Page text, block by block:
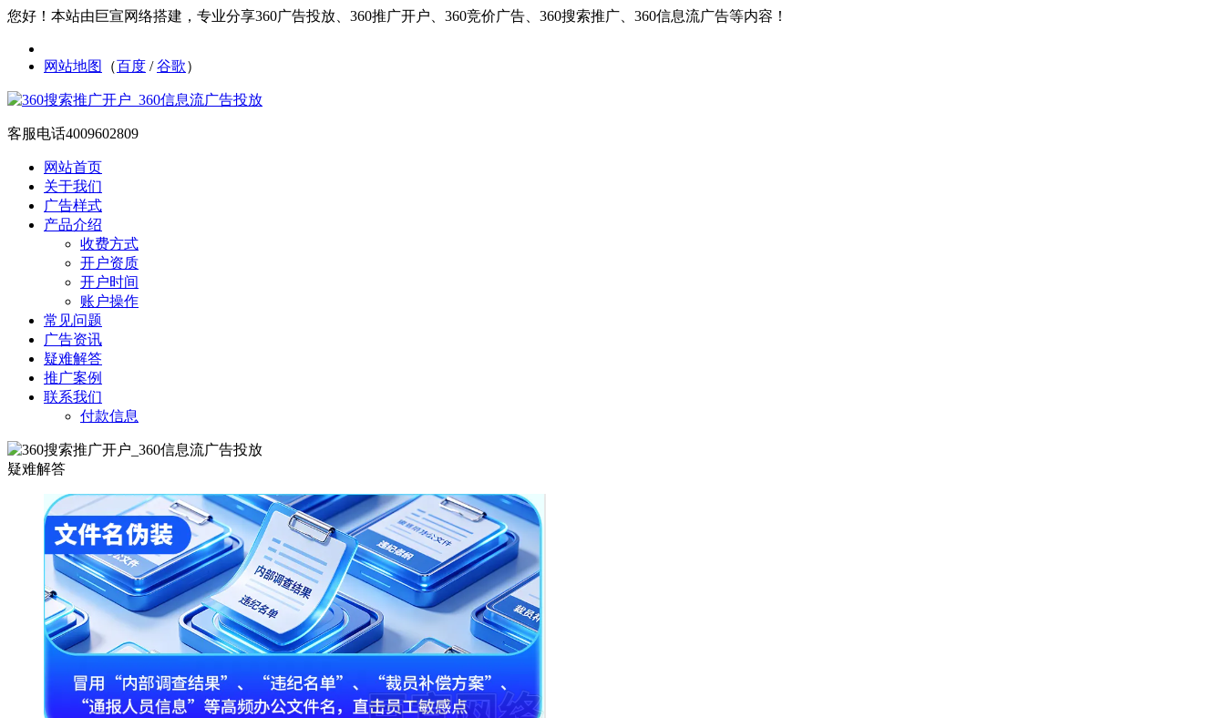
您好！本站由巨宣网络搭建，专业分享360广告投放、360推广开户、360竞价广告、360搜索推广、360信息流广告等内容！
网站地图 （百度 /谷歌）
客服电话4009602809
网站首页
关于我们
广告样式
产品介绍
收费方式
开户资质
开户时间
账户操作
常见问题
广告资讯
疑难解答
推广案例
联系我们
付款信息
疑难解答